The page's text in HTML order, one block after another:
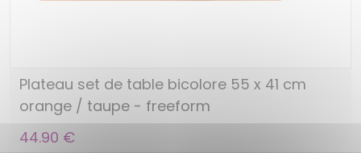
Plateau set de table bicolore 55 x 41 cm
orange / taupe - freeform
44.90 €